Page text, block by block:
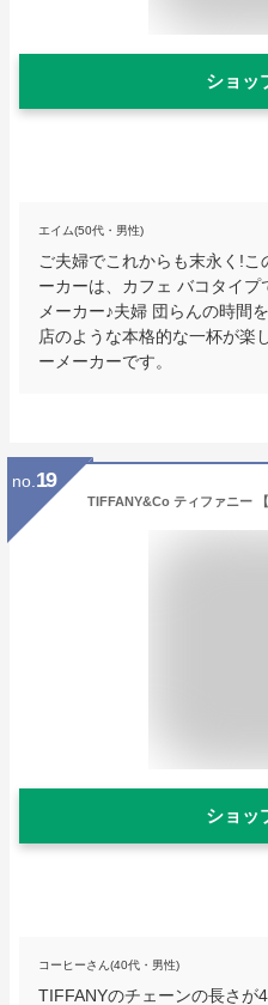
ショッ
エイム(50代・男性)
ご夫婦でこれからも末永く!
ーカーは、カフェ バコタイ
メーカー♪夫婦 団らんの時間
店のような本格的な一杯が楽
ーメーカーです。
no. 19
ショッ
コーヒーさん(40代・男性)
TIFFANYのチェーンの長さが